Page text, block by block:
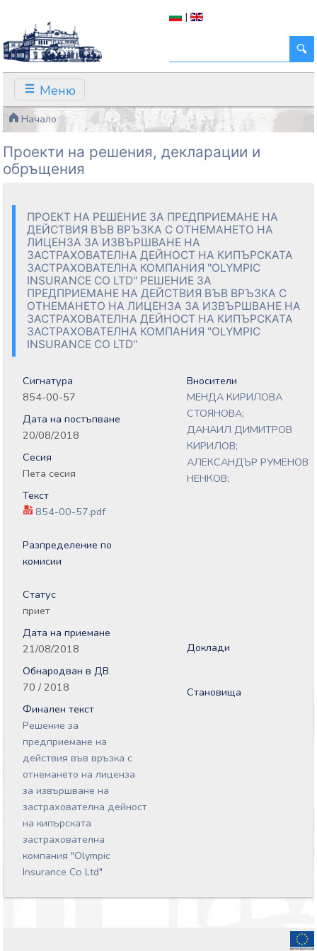
|
Меню
Начало
Проекти на решения, декларации и
обръщения
ПРОЕКТ НА РЕШЕНИЕ ЗА ПРЕДПРИЕМАНЕ НА
ДЕЙСТВИЯ ВЪВ ВРЪЗКА С ОТНЕМАНЕТО НА
ЛИЦЕНЗА ЗА ИЗВЪРШВАНЕ НА
ЗАСТРАХОВАТЕЛНА ДЕЙНОСТ НА КИПЪРСКАТА
ЗАСТРАХОВАТЕЛНА КОМПАНИЯ "OLYMPIC
INSURANCE CO LTD" РЕШЕНИЕ ЗА
ПРЕДПРИЕМАНЕ НА ДЕЙСТВИЯ ВЪВ ВРЪЗКА С
ОТНЕМАНЕТО НА ЛИЦЕНЗА ЗА ИЗВЪРШВАНЕ НА
ЗАСТРАХОВАТЕЛНА ДЕЙНОСТ НА КИПЪРСКАТА
ЗАСТРАХОВАТЕЛНА КОМПАНИЯ "OLYMPIC
INSURANCE CO LTD"
Сигнатура
854-00-57
Дата на постъпване
20/08/2018
Сесия
Пета сесия
Текст
854-00-57.pdf
Разпределение по
комисии
Статус
приет
Дата на приемане
21/08/2018
Обнародван в ДВ
70 / 2018
Финален текст
Решение за
предприемане на
действия във връзка с
отнемането на лиценза
за извършване на
застрахователна дейност
на кипърската
застрахователна
компания "Olympic
Insurance Co Ltd"
Вносители
МЕНДА КИРИЛОВА
СТОЯНОВА;
ДАНАИЛ ДИМИТРОВ
КИРИЛОВ;
АЛЕКСАНДЪР РУМЕНОВ
НЕНКОВ;
Доклади
Становища